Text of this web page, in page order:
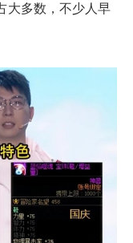
大多数，不少人早